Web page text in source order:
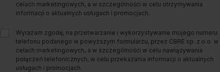
Rok budowy 2006
O biurze
Biura do wynajęcia w Łodzi – Centrum Biznesowe Faktoria
celach marketingowych, a w szczególności w celu otrzymywania
informacji o aktualnych usługach i promocjach.
Wyrażam zgodę, na przetwarzanie i wykorzystywanie mojego numeru
telefonu podanego w powyższym formularzu, przez CBRE sp. z o.o. w
celach marketingowych, a w szczególności w celu nawiązywania
połączeń telefonicznych, w celu przekazania informacji o aktualnych
usługach i promocjach.